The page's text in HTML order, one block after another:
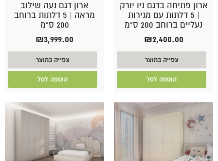
ארון פתיחה בדגם ניו יורק
| 5 דלתות עם מגירות
נעליים ברוחב 200 ס"מ
₪2,400.00
צפייה במוצר
הוספה לסל
ארון דגם נעה שילוב
מראה | 5 דלתות ברוחב
200 ס"מ
₪3,999.00
צפייה במוצר
הוספה לסל